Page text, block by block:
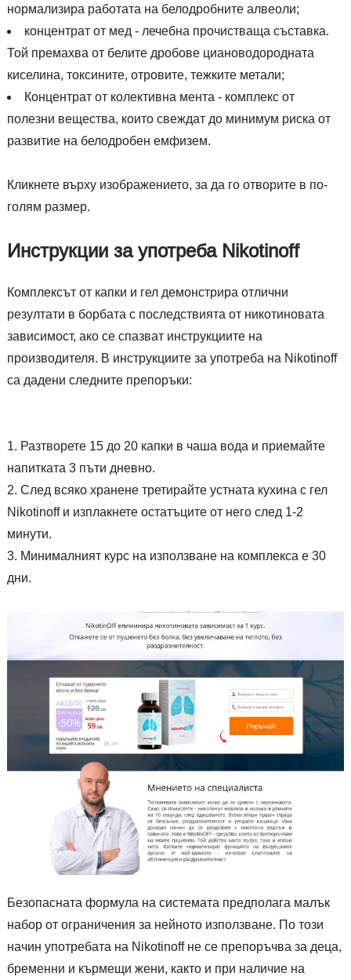
нормализира работата на белодробните алвеоли;
концентрат от мед - лечебна прочистваща съставка.
Той премахва от белите дробове циановодородната
киселина, токсините, отровите, тежките метали;
Концентрат от колективна мента - комплекс от
полезни вещества, които свеждат до минимум риска от
развитие на белодробен емфизем.
Кликнете върху изображението, за да го отворите в по-
голям размер.
Инструкции за употреба Nikotinoff
Комплексът от капки и гел демонстрира отлични
резултати в борбата с последствията от никотиновата
зависимост, ако се спазват инструкциите на
производителя. В инструкциите за употреба на Nikotinoff
са дадени следните препоръки:
Разтворете 15 до 20 капки в чаша вода и приемайте
напитката 3 пъти дневно.
След всяко хранене третирайте устната кухина с гел
Nikotinoff и изплакнете остатъците от него след 1-2
минути.
Минималният курс на използване на комплекса е 30
дни.
Безопасната формула на системата предполага малък
набор от ограничения за нейното използване. По този
начин употребата на Nikotinoff не се препоръчва за деца,
бременни и кърмещи жени, както и при наличие на